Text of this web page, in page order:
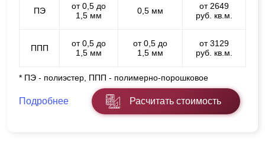
ПЭ
от 0,5 до
1,5 мм
0,5 мм
от 2649
руб. кв.м.
ППП
от 0,5 до
1,5 мм
от 0,5 до
1,5 мм
от 3129
руб. кв.м.
* ПЭ - полиэстер, ППП - полимерно-порошковое
Подробнее Расчитать стоимость